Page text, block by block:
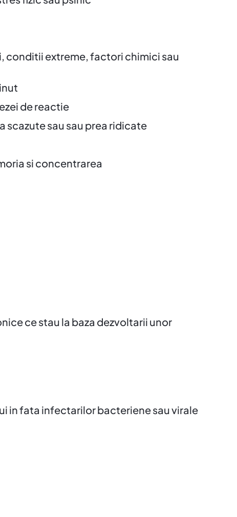
conditii extreme, factori chimici sau
de reactie
sau sau prea ridicate
si concentrarea
ce stau la baza dezvoltarii unor
in fata infectarilor bacteriene sau virale